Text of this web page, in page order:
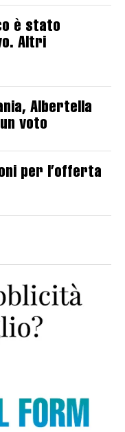
è stato
Altri
Albertella
voto
per l’offerta